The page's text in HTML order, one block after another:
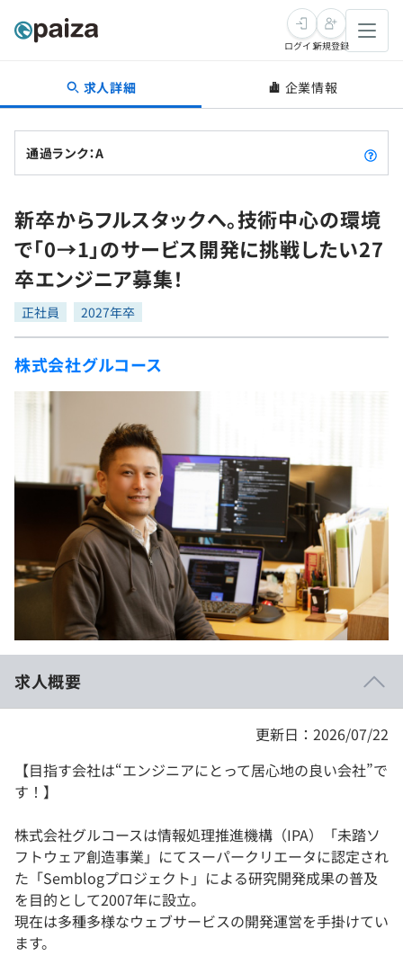
転職・キャリア
転職成功ガイド
転職エージェント
インタビュー
転職成功ガイド
新卒就活
求人検索
本選考
インターン
新卒エージェント
イベント・セミナー
インタビュー
就活成功ガイド
学習
問題集
4択課題
個人向けプラン
法人向けプラン
学校向けプラン
契約内容・クーポン
プログラミング言語
再チャレンジ結果一覧
ゲーム・マンガ
Tech Team Journal
note
paizaとは？
ログイン新規登録
求人詳細 企業情報
通過ランク：A
新卒からフルスタックへ。技術中心の環境
で「0→1」のサービス開発に挑戦したい27
卒エンジニア募集！
正社員 2027年卒
株式会社グルコース
求人概要
更新日：2026/07/22
【目指す会社は“エンジニアにとって居心地の良い会社”で
す！】
株式会社グルコースは情報処理推進機構（IPA）「未踏ソ
フトウェア創造事業」にてスーパークリエータに認定され
た「Semblogプロジェクト」による研究開発成果の普及
を目的として2007年に設立。
現在は多種多様なウェブサービスの開発運営を手掛けてい
ます。